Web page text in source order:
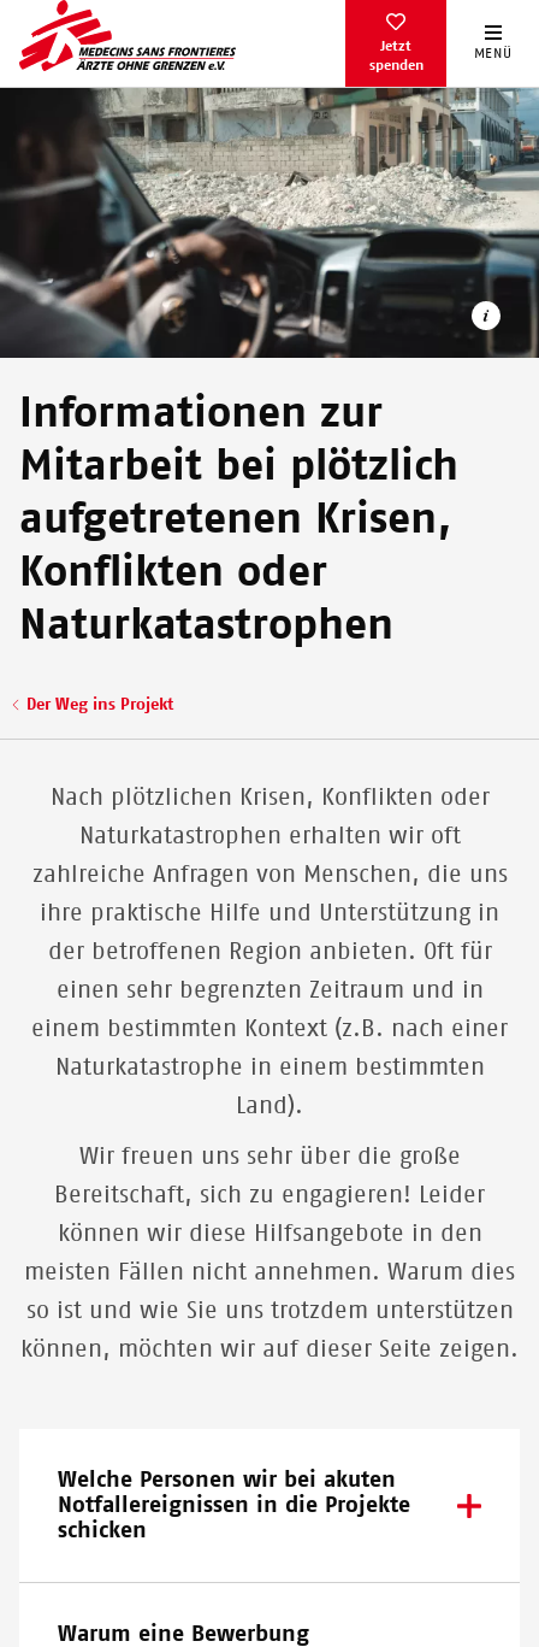
zum
Inhalt
Jetzt
spenden
MENÜ
Erdbebenhilfe in der Stadt Les Cayes - Haiti 2021.
© PIERRE FROMENTIN/MSF
Informationen zur
Mitarbeit bei plötzlich
aufgetretenen Krisen,
Konflikten oder
Naturkatastrophen
Pfadnavigation
Der Weg ins Projekt
Nach plötzlichen Krisen, Konflikten oder
Naturkatastrophen erhalten wir oft
zahlreiche Anfragen von Menschen, die uns
ihre praktische Hilfe und Unterstützung in
der betroffenen Region anbieten. Oft für
einen sehr begrenzten Zeitraum und in
einem bestimmten Kontext (z.B. nach einer
Naturkatastrophe in einem bestimmten
Land).
Wir freuen uns sehr über die große
Bereitschaft, sich zu engagieren! Leider
können wir diese Hilfsangebote in den
meisten Fällen nicht annehmen. Warum dies
so ist und wie Sie uns trotzdem unterstützen
können, möchten wir auf dieser Seite zeigen.
Welche Personen wir bei akuten
Notfallereignissen in die Projekte
schicken
Warum eine Bewerbung